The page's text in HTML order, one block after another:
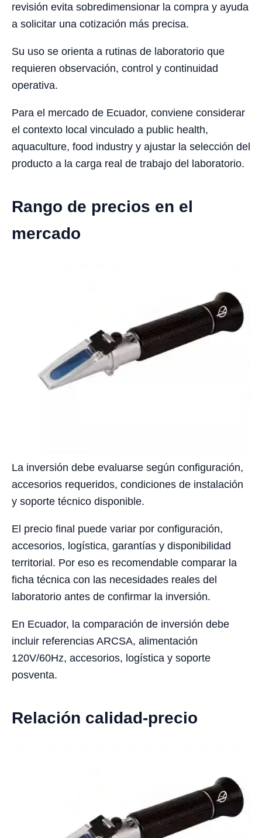
revisión evita sobredimensionar la compra y ayuda
a solicitar una cotización más precisa.
Su uso se orienta a rutinas de laboratorio que
requieren observación, control y continuidad
operativa.
Para el mercado de Ecuador, conviene considerar
el contexto local vinculado a public health,
aquaculture, food industry y ajustar la selección del
producto a la carga real de trabajo del laboratorio.
Rango de precios en el
mercado
La inversión debe evaluarse según configuración,
accesorios requeridos, condiciones de instalación
y soporte técnico disponible.
El precio final puede variar por configuración,
accesorios, logística, garantías y disponibilidad
territorial. Por eso es recomendable comparar la
ficha técnica con las necesidades reales del
laboratorio antes de confirmar la inversión.
En Ecuador, la comparación de inversión debe
incluir referencias ARCSA, alimentación
120V/60Hz, accesorios, logística y soporte
posventa.
Relación calidad-precio